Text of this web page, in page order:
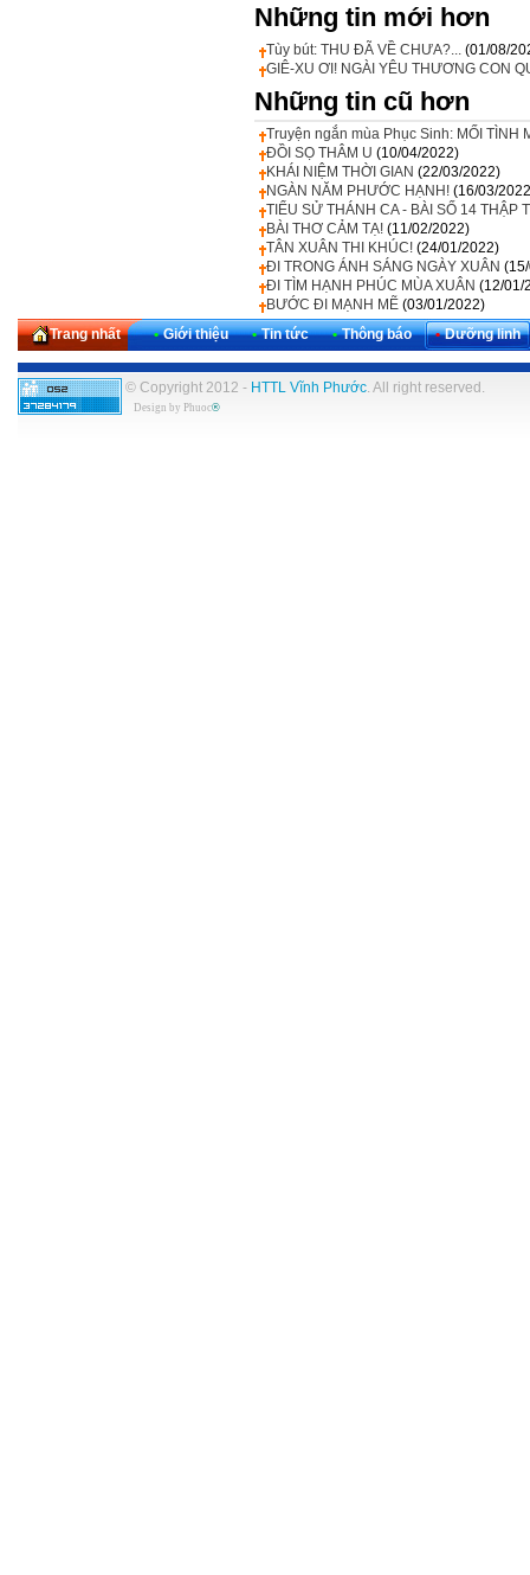
Những tin mới hơn
Tùy bút: THU ĐÃ VỀ CHƯA?... (01/08/
GIÊ-XU ƠI! NGÀI YÊU THƯƠNG CON
Những tin cũ hơn
Truyện ngắn mùa Phục Sinh: MỐI TÌNH
ĐỒI SỌ THÂM U (10/04/2022)
KHÁI NIỆM THỜI GIAN (22/03/2022)
NGÀN NĂM PHƯỚC HẠNH! (16/03/
TIỂU SỬ THÁNH CA - BÀI SỐ 14 THẬP
BÀI THƠ CẢM TẠ! (11/02/2022)
TÂN XUÂN THI KHÚC! (24/01/2022)
ĐI TRONG ÁNH SÁNG NGÀY XUÂN
ĐI TÌM HẠNH PHÚC MÙA XUÂN (12/01/
BƯỚC ĐI MẠNH MẼ (03/01/2022)
Trang nhất
• Giới thiệu • Tin tức • Thông báo • Dưỡng linh
© Copyright 2012 - HTTL Vĩnh Phước. All right reserved.
Design by Phuoc®